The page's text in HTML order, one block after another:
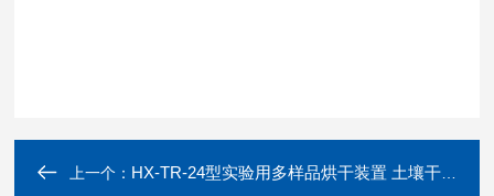
上一个： HX-TR-24型实验用多样品烘干装置 土壤干燥箱